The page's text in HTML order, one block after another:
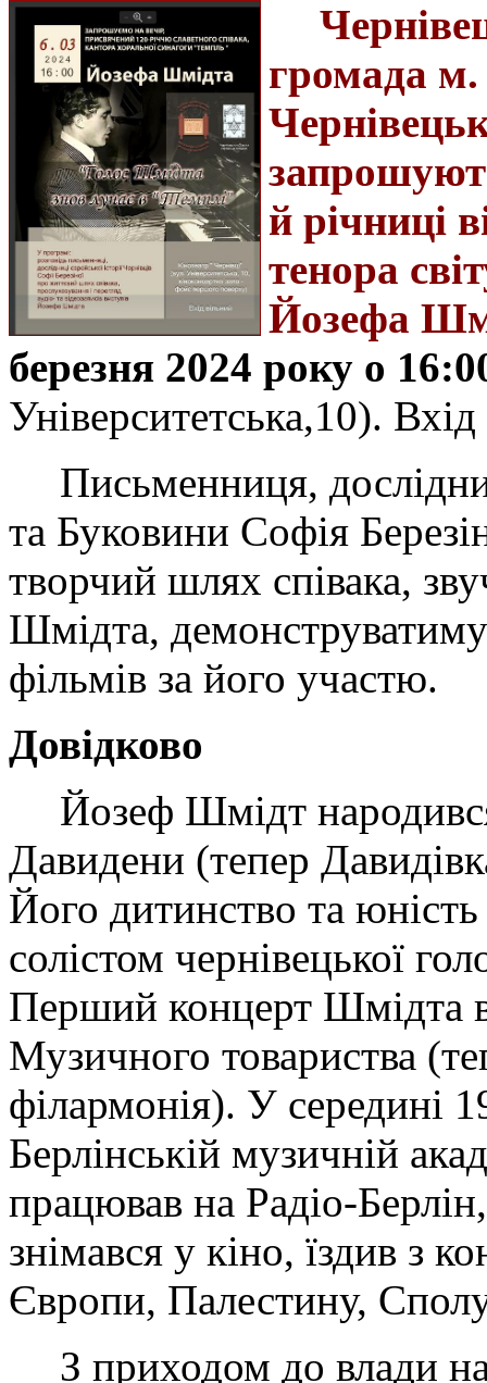
громада м.
й річниці
тенора
Йозефа
березня 2024 року о
Університетська,10).
Письменниця,
та Буковини Софія
творчий шлях співака,
Шмідта,
фільмів за його участю.
Довідково
Йозеф Шмідт
Давидени (тепер
Його дитинство та
солістом чернівецької
Перший концерт Шмідта
Музичного товариства
філармонія). У середині
Берлінській музичній
працював на Радіо-
знімався у кіно, їздив з
Європи, Палестину,
З приходом до влади